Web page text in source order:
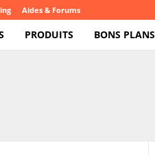
Aides & Forums
PRODUITS BONS PLANS